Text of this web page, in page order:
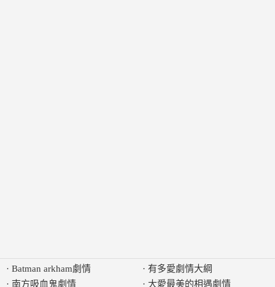
· Batman arkham劇情
· 南方吸血鬼劇情
· 有多愛劇情大綱
· 大愛最美的相遇劇情